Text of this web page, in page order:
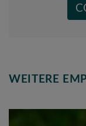
WEITERE